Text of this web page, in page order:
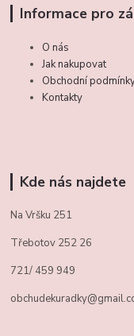
Informace pro
O nás
Jak nakupovat
Obchodní
Kontakty
Kde nás najdete
Na Vršku 251
Třebotov 252 26
721/ 459 949